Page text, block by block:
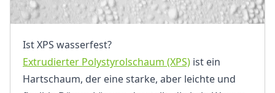
Ist XPS wasserfest?
Extrudierter Polystyrolschaum (XPS) ist ein
Hartschaum, der eine starke, aber leichte und